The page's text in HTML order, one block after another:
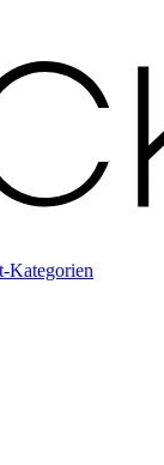
Kategorien